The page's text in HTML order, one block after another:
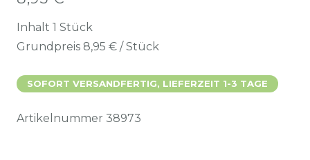
Inhalt 1 Stück
Grundpreis 8,95 € / Stück
SOFORT VERSANDFERTIG, LIEFERZEIT 1-3 TAGE
Artikelnummer 38973